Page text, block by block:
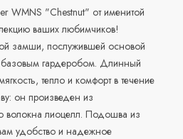
WMNS "Chestnut" от именитой
ваших любимчиков!
замши, послужившей основой
базовым гардеробом. Длинный
тепло и комфорт в течение
он произведен из
волокна лиоцелл. Подошва из
удобство и надежное